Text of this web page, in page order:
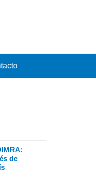
de